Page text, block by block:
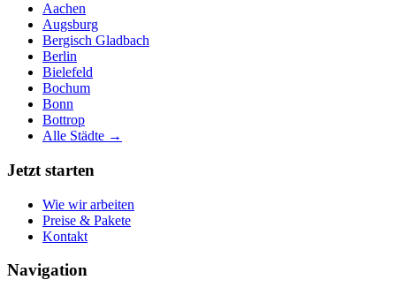
Aachen
Augsburg
Bergisch Gladbach
Berlin
Bielefeld
Bochum
Bonn
Bottrop
Alle Städte →
Jetzt starten
Wie wir arbeiten
Preise & Pakete
Kontakt
Navigation